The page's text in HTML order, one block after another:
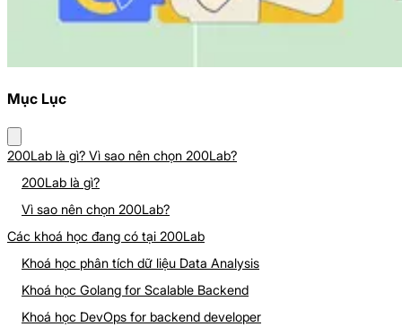
Mục Lục
200Lab là gì? Vì sao nên chọn 200Lab?
200Lab là gì?
Vì sao nên chọn 200Lab?
Các khoá học đang có tại 200Lab
Khoá học phân tích dữ liệu Data Analysis
Khoá học Golang for Scalable Backend
Khoá học DevOps for backend developer